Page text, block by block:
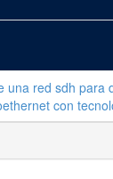
una red sdh para
con